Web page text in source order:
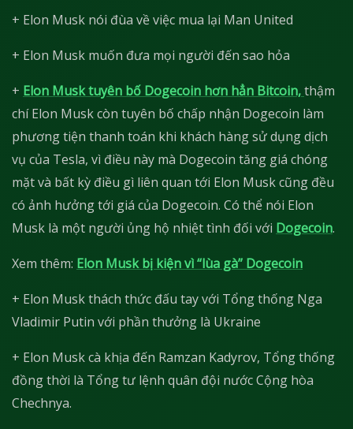
+ Elon Musk nói đùa về việc mua lại Man United
+ Elon Musk muốn đưa mọi người đến sao hỏa
+ Elon Musk tuyên bố Dogecoin hơn hẳn Bitcoin,thậm
chí Elon Musk còn tuyên bố chấp nhận Dogecoin làm
phương tiện thanh toán khi khách hàng sử dụng dịch
vụ của Tesla, vì điều này mà Dogecoin tăng giá chóng
mặt và bất kỳ điều gì liên quan tới Elon Musk cũng đều
có ảnh hưởng tới giá của Dogecoin. Có thể nói Elon
Musk là một người ủng hộ nhiệt tình đối với Dogecoin.
Xem thêm: Elon Musk bị kiện vì “lùa gà” Dogecoin
+ Elon Musk thách thức đấu tay với Tổng thống Nga
Vladimir Putin với phần thưởng là Ukraine
+ Elon Musk cà khịa đến Ramzan Kadyrov, Tổng thống
đồng thời là Tổng tư lệnh quân đội nước Cộng hòa
Chechnya.